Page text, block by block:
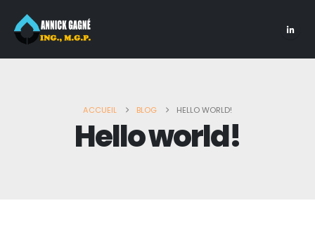
ACCUEIL BLOG HELLO WORLD!
Hello world!